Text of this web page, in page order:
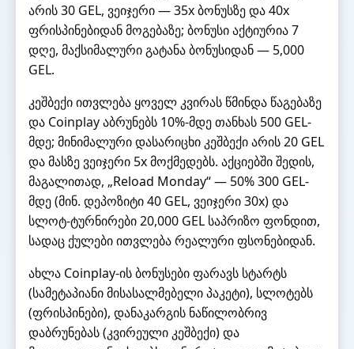
არის 30 GEL, ვეიჯერი — 35x ბონუსზე და 40x
ფრისპინებიდან მოგებაზე; ბონუსი აქტიურია 7
დღე, მაქსიმალური გატანა ბონუსიდან — 5,000
GEL.
კეშბექი ითვლება ყოველ კვირას წმინდა წაგებაზე
და Coinplay აბრუნებს 10%-მდე თანხას 500 GEL-
მდე; მინიმალური დასარიცხი კეშბექი არის 20 GEL
და მასზე ვეიჯერი 5x მოქმედებს. აქციებში შედის,
მაგალითად, „Reload Monday“ — 50% 300 GEL-
მდე (მინ. დეპოზიტი 40 GEL, ვეიჯერი 30x) და
სლოტ-ტურნირები 20,000 GEL საპრიზო ფონდით,
სადაც ქულები ითვლება რეალური ფსონებიდან.
ახლა Coinplay-ის ბონუსები ფარავს სტარტს
(სამეტაპიანი მისასალმებელი პაკეტი), სლოტებს
(ფრისპინები), დანაკარგის ნაწილობრივ
დაბრუნებას (კვირეული კეშბექი) და